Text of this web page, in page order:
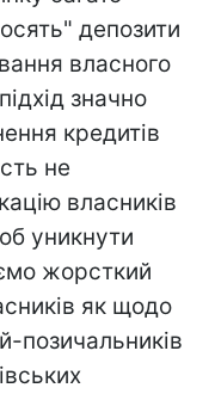
депозити
власного
значно
кредитів
не
власників
уникнути
жорсткий
як щодо
позичальників